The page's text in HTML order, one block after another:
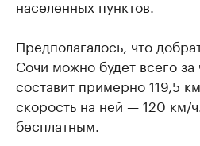
населенных пунктов.
Предполагалось, что
Сочи можно будет всего
составит примерно 119,5
скорость на ней — 120 км/
бесплатным.